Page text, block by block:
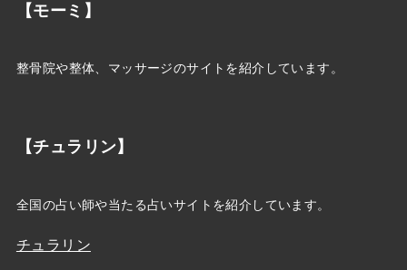
【モーミ】
整骨院や整体、マッサージのサイトを紹介しています。
【チュラリン】
全国の占い師や当たる占いサイトを紹介しています。
チュラリン